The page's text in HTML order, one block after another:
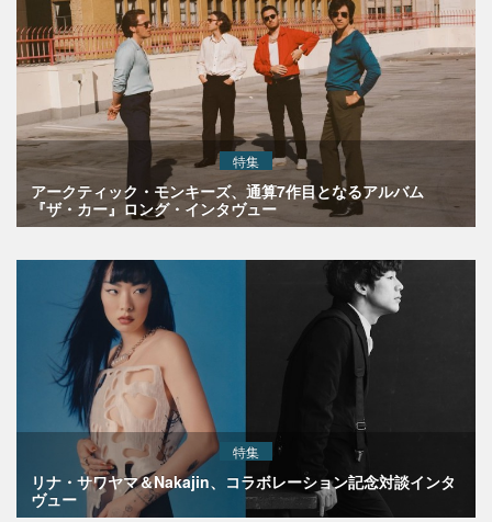
特集
アークティック・モンキーズ、通算7作目となるアルバム
『ザ・カー』ロング・インタヴュー
特集
リナ・サワヤマ＆Nakajin、コラボレーション記念対談インタ
ヴュー